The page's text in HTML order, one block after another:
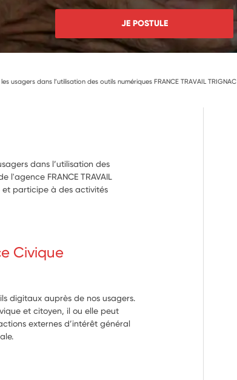
JE POSTULE
usagers dans l’utilisation des outils numériques FRANCE TRAVAIL TRIGNAC
dans l’utilisation des
l'agence FRANCE TRAVAIL
et participe à des activités
Civique
digitaux auprès de nos usagers.
et citoyen, il ou elle peut
externes d’intérêt général